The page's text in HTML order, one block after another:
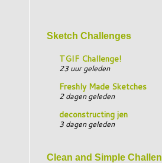
Sketch Challenges
TGIF Challenge!
23 uur geleden
Freshly Made Sketches
2 dagen geleden
deconstructing jen
3 dagen geleden
Clean and Simple